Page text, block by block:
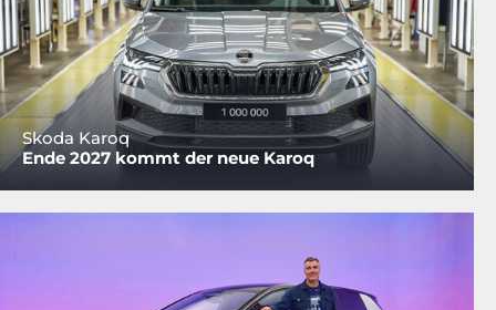
Skoda Karoq
Ende 2027 kommt der neue Karoq